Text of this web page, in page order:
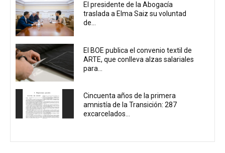
El presidente de la Abogacía
traslada a Elma Saiz su voluntad
de...
El BOE publica el convenio textil de
ARTE, que conlleva alzas salariales
para...
Cincuenta años de la primera
amnistía de la Transición: 287
excarcelados...